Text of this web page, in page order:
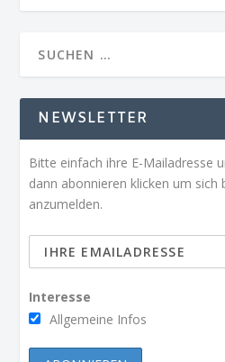
NEWSLETTER
Bitte einfach ihre E-Mailadresse
dann abonnieren klicken um sich
anzumelden.
Interesse
Allgemeine Infos